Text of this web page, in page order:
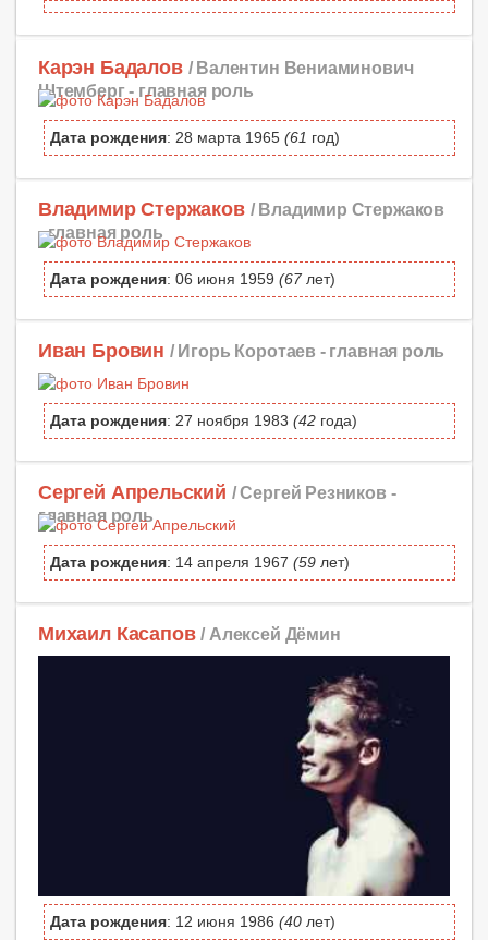
Карэн Бадалов / Валентин Вениаминович
Штемберг - главная роль
Дата рождения: 28 марта 1965 (61 год)
Владимир Стержаков / Владимир Стержаков
-главная роль
Дата рождения: 06 июня 1959 (67лет)
Иван Бровин / Игорь Коротаев - главная роль
Дата рождения: 27 ноября 1983 (42 года)
Сергей Апрельский / Сергей Резников -
главная роль
Дата рождения: 14 апреля 1967 (59 лет)
Михаил Касапов / Алексей Дёмин
Дата рождения: 12 июня 1986 (40 лет)